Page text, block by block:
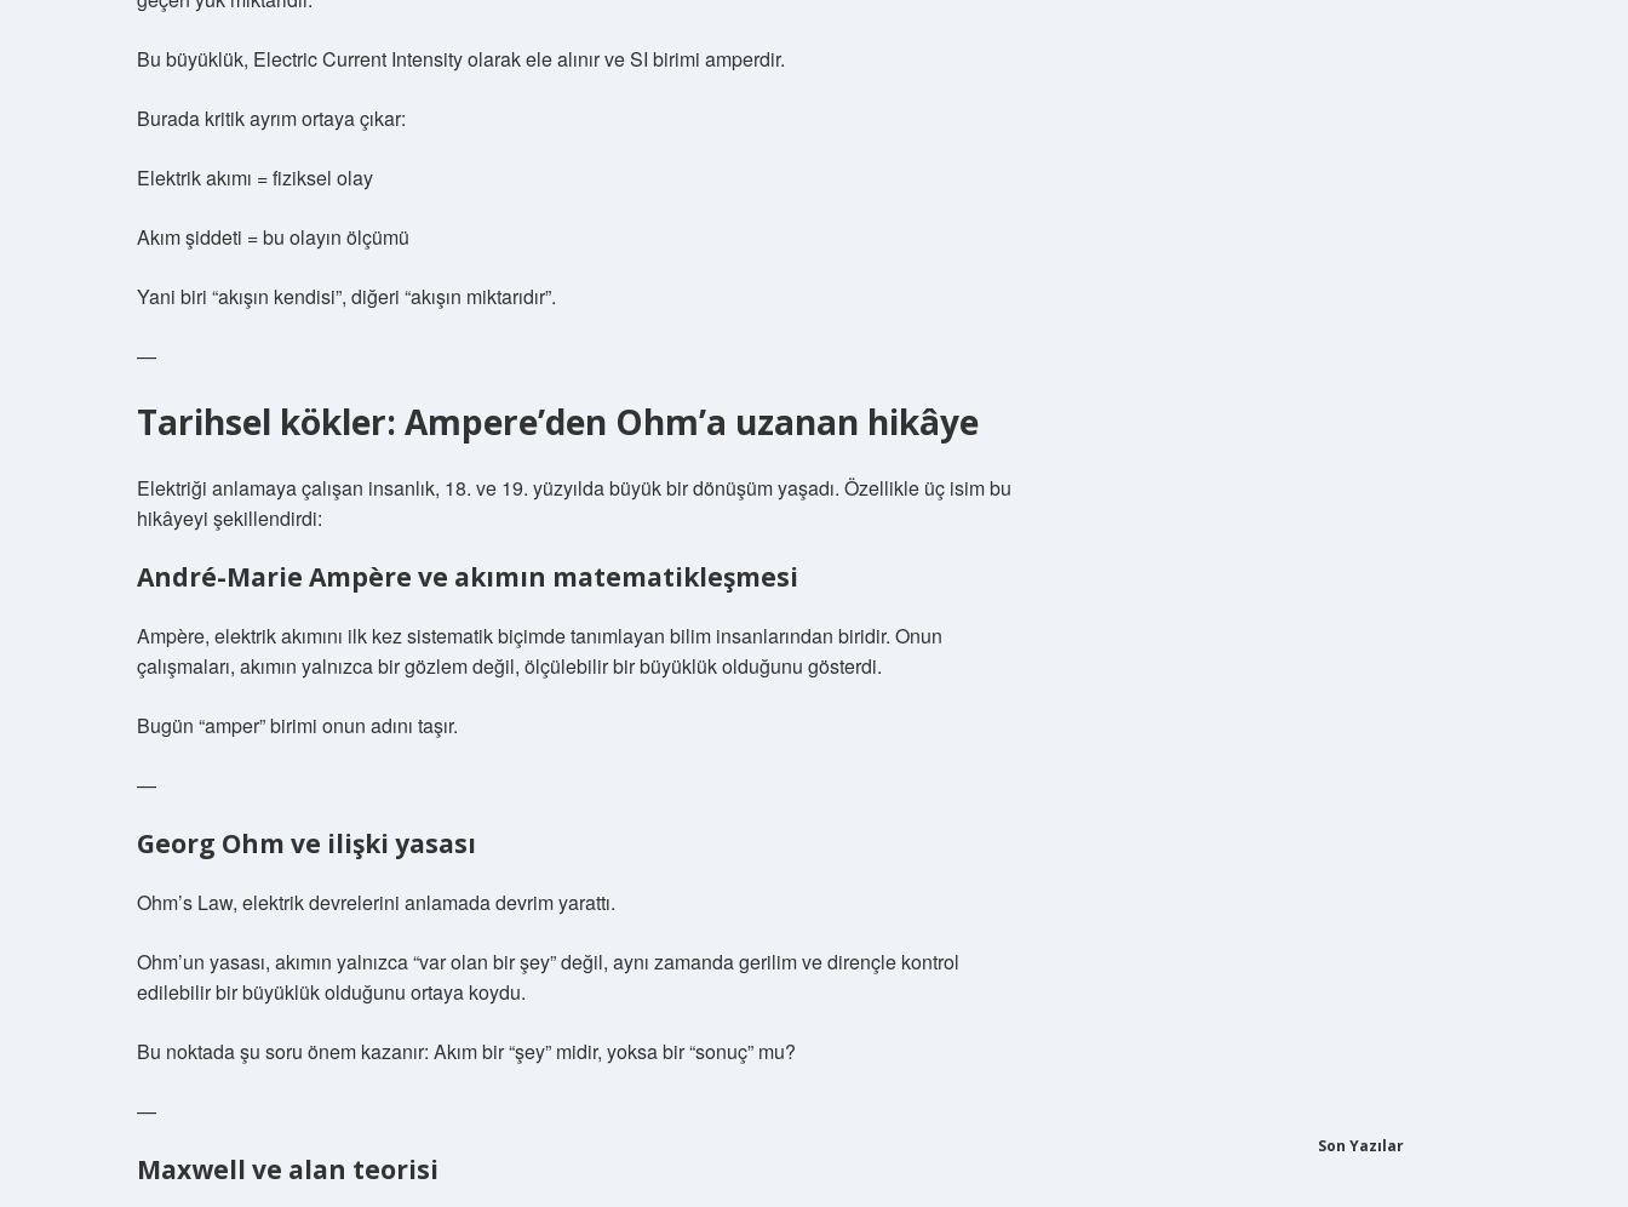
Bu büyüklük, Electric Current Intensity olarak ele alınır ve SI birimi amperdir.
Burada kritik ayrım ortaya çıkar:
Elektrik akımı = fiziksel olay
Akım şiddeti = bu olayın ölçümü
Yani biri “akışın kendisi”, diğeri “akışın miktarıdır”.
—
Tarihsel kökler: Ampere’den Ohm’a uzanan hikâye
Elektriği anlamaya çalışan insanlık, 18. ve 19. yüzyılda büyük bir dönüşüm yaşadı. Özellikle üç isim bu
hikâyeyi şekillendirdi:
André-Marie Ampère ve akımın matematikleşmesi
Ampère, elektrik akımını ilk kez sistematik biçimde tanımlayan bilim insanlarından biridir. Onun
çalışmaları, akımın yalnızca bir gözlem değil, ölçülebilir bir büyüklük olduğunu gösterdi.
Bugün “amper” birimi onun adını taşır.
—
Georg Ohm ve ilişki yasası
Ohm’s Law, elektrik devrelerini anlamada devrim yarattı.
Ohm’un yasası, akımın yalnızca “var olan bir şey” değil, aynı zamanda gerilim ve dirençle kontrol
edilebilir bir büyüklük olduğunu ortaya koydu.
Bu noktada şu soru önem kazanır: Akım bir “şey” midir, yoksa bir “sonuç” mu?
—
Maxwell ve alan teorisi
Son Yazılar